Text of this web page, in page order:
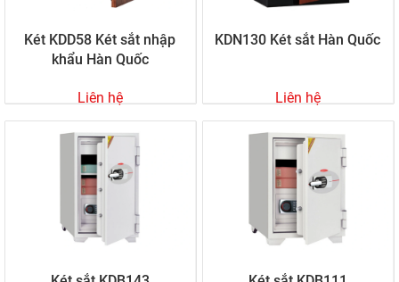
Két KDD58 Két sắt nhập
khẩu Hàn Quốc
Liên hệ
KDN130 Két sắt Hàn Quốc
Liên hệ